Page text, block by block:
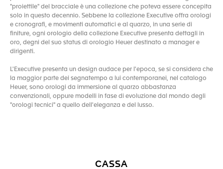
"proiettile" del bracciale è una collezione che poteva essere concepita
solo in questo decennio. Sebbene la collezione Executive offra orologi
e cronografi, e movimenti automatici e al quarzo, in una serie di
finiture, ogni orologio della collezione Executive presenta dettagli in
oro, degni del suo status di orologio Heuer destinato a manager e
dirigenti.
L'Executive presenta un design audace per l'epoca, se si considera che
la maggior parte dei segnatempo a lui contemporanei, nel catalogo
Heuer, sono orologi da immersione al quarzo abbastanza
convenzionali, oppure modelli in fase di evoluzione dal mondo degli
"orologi tecnici" a quello dell'eleganza e del lusso.
CASSA